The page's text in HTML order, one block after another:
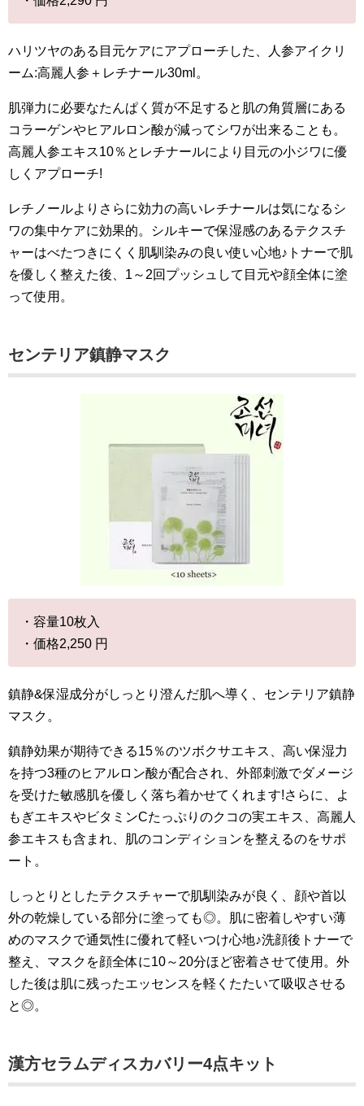
ハリツヤのある目元ケアにアプローチした、人参アイクリ
ーム:高麗人参＋レチナール30ml。
肌弾力に必要なたんぱく質が不足すると肌の角質層にある
コラーゲンやヒアルロン酸が減ってシワが出来ることも。
高麗人参エキス10％とレチナールにより目元の小ジワに優
しくアプローチ!
レチノールよりさらに効力の高いレチナールは気になるシ
ワの集中ケアに効果的。シルキーで保湿感のあるテクスチ
ャーはべたつきにくく肌馴染みの良い使い心地♪トナーで肌
を優しく整えた後、1～2回プッシュして目元や顔全体に塗
って使用。
センテリア鎮静マスク
・容量10枚入
・価格2,250 円
鎮静&保湿成分がしっとり澄んだ肌へ導く、センテリア鎮静
マスク。
鎮静効果が期待できる15％のツボクサエキス、高い保湿力
を持つ3種のヒアルロン酸が配合され、外部刺激でダメージ
を受けた敏感肌を優しく落ち着かせてくれます!さらに、よ
もぎエキスやビタミンCたっぷりのクコの実エキス、高麗人
参エキスも含まれ、肌のコンディションを整えるのをサポ
ート。
しっとりとしたテクスチャーで肌馴染みが良く、顔や首以
外の乾燥している部分に塗っても◎。肌に密着しやすい薄
めのマスクで通気性に優れて軽いつけ心地♪洗顔後トナーで
整え、マスクを顔全体に10～20分ほど密着させて使用。外
した後は肌に残ったエッセンスを軽くたたいて吸収させる
と◎。
漢方セラムディスカバリー4点キット